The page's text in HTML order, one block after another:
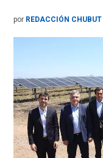
por REDACCIÓN CHUBUT